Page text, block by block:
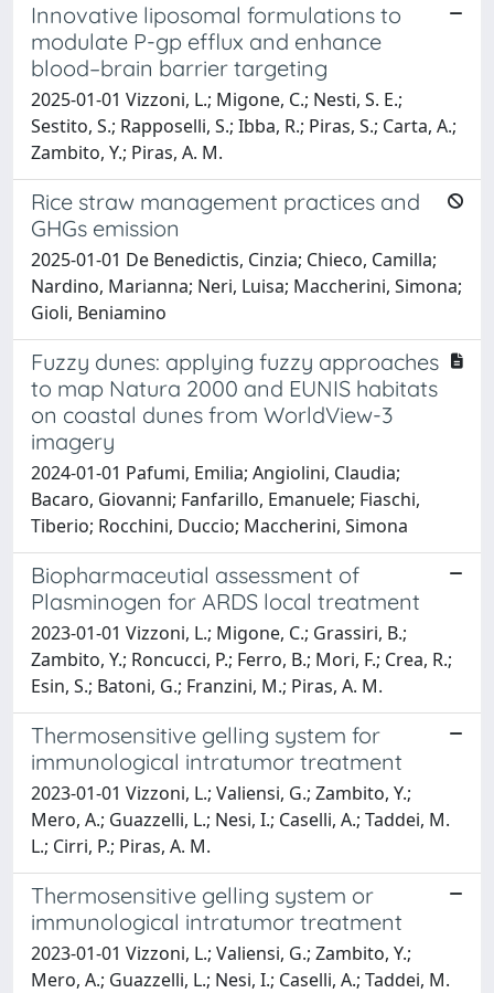
Innovative liposomal formulations to
modulate P-gp efflux and enhance
blood–brain barrier targeting
2025-01-01 Vizzoni, L.; Migone, C.; Nesti, S. E.;
Sestito, S.; Rapposelli, S.; Ibba, R.; Piras, S.; Carta, A.;
Zambito, Y.; Piras, A. M.
Rice straw management practices and
GHGs emission
2025-01-01 De Benedictis, Cinzia; Chieco, Camilla;
Nardino, Marianna; Neri, Luisa; Maccherini, Simona;
Gioli, Beniamino
Fuzzy dunes: applying fuzzy approaches
to map Natura 2000 and EUNIS habitats
on coastal dunes from WorldView-3
imagery
2024-01-01 Pafumi, Emilia; Angiolini, Claudia;
Bacaro, Giovanni; Fanfarillo, Emanuele; Fiaschi,
Tiberio; Rocchini, Duccio; Maccherini, Simona
Biopharmaceutial assessment of
Plasminogen for ARDS local treatment
2023-01-01 Vizzoni, L.; Migone, C.; Grassiri, B.;
Zambito, Y.; Roncucci, P.; Ferro, B.; Mori, F.; Crea, R.;
Esin, S.; Batoni, G.; Franzini, M.; Piras, A. M.
Thermosensitive gelling system for
immunological intratumor treatment
2023-01-01 Vizzoni, L.; Valiensi, G.; Zambito, Y.;
Mero, A.; Guazzelli, L.; Nesi, I.; Caselli, A.; Taddei, M.
L.; Cirri, P.; Piras, A. M.
Thermosensitive gelling system or
immunological intratumor treatment
2023-01-01 Vizzoni, L.; Valiensi, G.; Zambito, Y.;
Mero, A.; Guazzelli, L.; Nesi, I.; Caselli, A.; Taddei, M.